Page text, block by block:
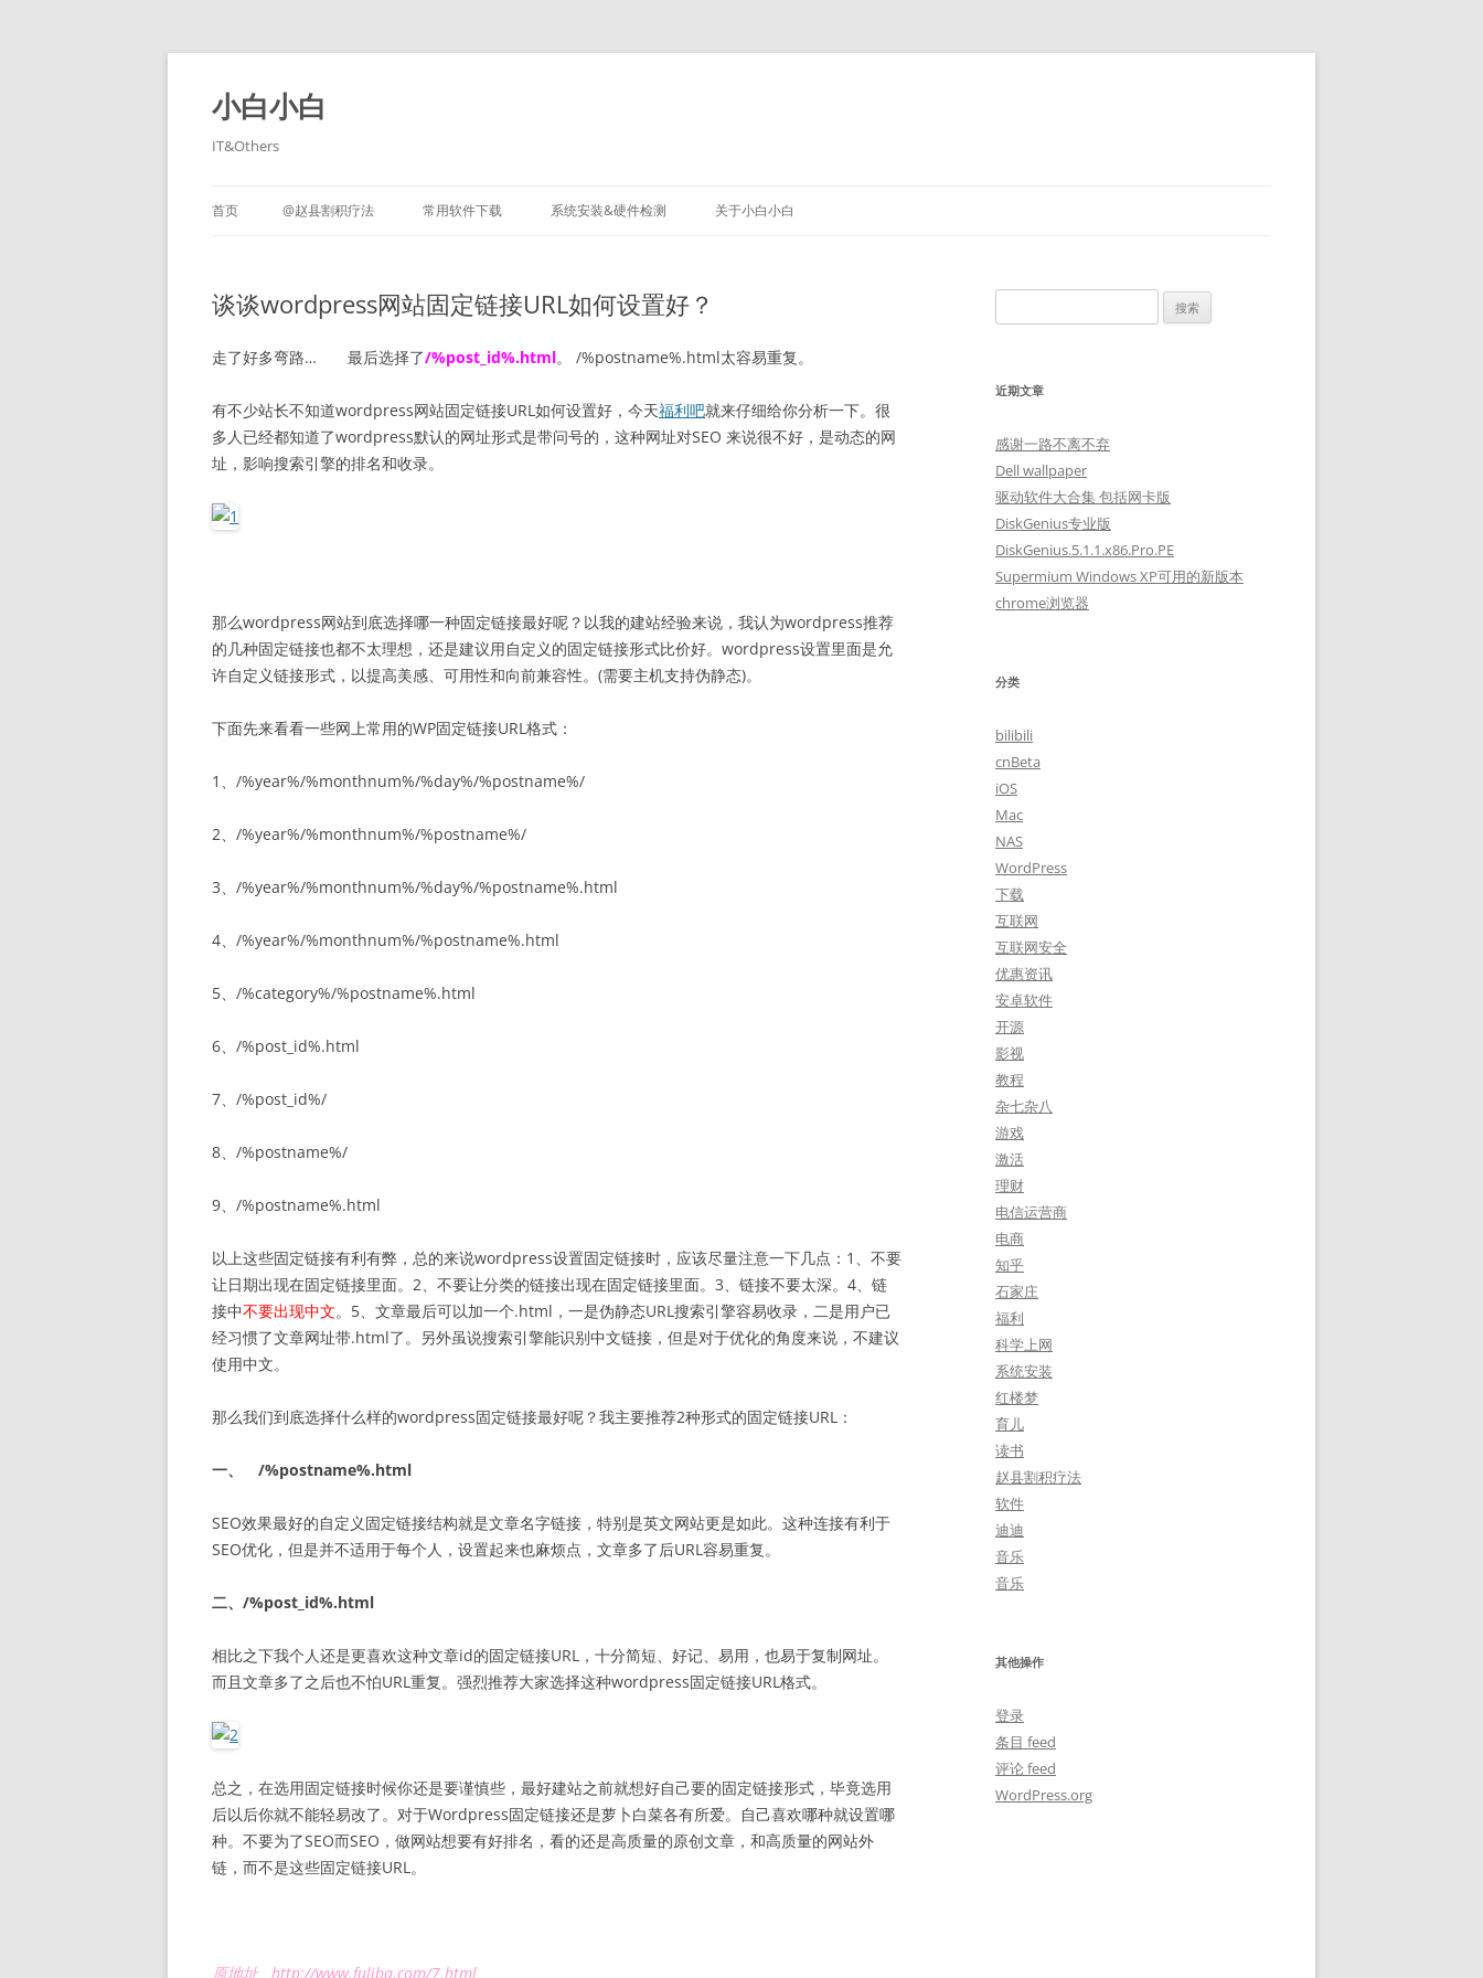
跳
正
文
小白小白
IT&Others
首页 @赵县割积疗法 常用软件下载 系统安装&硬件检测 关于小白小白
谈谈wordpress网站固定链接URL如何设置好？
走了好多弯路… 最后选择了/%post_id%.html。 /%postname%.html太容易重复。
有不少站长不知道wordpress网站固定链接URL如何设置好，今天福利吧就来仔细给你分析一下。很
多人已经都知道了wordpress默认的网址形式是带问号的，这种网址对SEO 来说很不好，是动态的网
址，影响搜索引擎的排名和收录。
那么wordpress网站到底选择哪一种固定链接最好呢？以我的建站经验来说，我认为wordpress推荐
的几种固定链接也都不太理想，还是建议用自定义的固定链接形式比价好。wordpress设置里面是允
许自定义链接形式，以提高美感、可用性和向前兼容性。(需要主机支持伪静态)。
下面先来看看一些网上常用的WP固定链接URL格式：
1、/%year%/%monthnum%/%day%/%postname%/
2、/%year%/%monthnum%/%postname%/
3、/%year%/%monthnum%/%day%/%postname%.html
4、/%year%/%monthnum%/%postname%.html
5、/%category%/%postname%.html
6、/%post_id%.html
7、/%post_id%/
8、/%postname%/
9、/%postname%.html
以上这些固定链接有利有弊，总的来说wordpress设置固定链接时，应该尽量注意一下几点：1、不要
让日期出现在固定链接里面。2、不要让分类的链接出现在固定链接里面。3、链接不要太深。4、链
接中不要出现中文。5、文章最后可以加一个.html，一是伪静态URL搜索引擎容易收录，二是用户已
经习惯了文章网址带.html了。另外虽说搜索引擎能识别中文链接，但是对于优化的角度来说，不建议
使用中文。
那么我们到底选择什么样的wordpress固定链接最好呢？我主要推荐2种形式的固定链接URL：
一、 /%postname%.html
SEO效果最好的自定义固定链接结构就是文章名字链接，特别是英文网站更是如此。这种连接有利于
SEO优化，但是并不适用于每个人，设置起来也麻烦点，文章多了后URL容易重复。
二、/%post_id%.html
相比之下我个人还是更喜欢这种文章id的固定链接URL，十分简短、好记、易用，也易于复制网址。
而且文章多了之后也不怕URL重复。强烈推荐大家选择这种wordpress固定链接URL格式。
总之，在选用固定链接时候你还是要谨慎些，最好建站之前就想好自己要的固定链接形式，毕竟选用
后以后你就不能轻易改了。对于Wordpress固定链接还是萝卜白菜各有所爱。自己喜欢哪种就设置哪
种。不要为了SEO而SEO，做网站想要有好排名，看的还是高质量的原创文章，和高质量的网站外
链，而不是这些固定链接URL。
原地址 http://www.fuliba.com/7.html
索：
近期文章
感谢一路不离不弃
Dell wallpaper
驱动软件大合集 包括网卡版
DiskGenius专业版
DiskGenius.5.1.1.x86.Pro.PE
Supermium Windows XP可用的新版本
chrome浏览器
分类
bilibili
cnBeta
iOS
Mac
NAS
WordPress
下载
互联网
互联网安全
优惠资讯
安卓软件
开源
影视
教程
杂七杂八
游戏
激活
理财
电信运营商
电商
知乎
石家庄
福利
科学上网
系统安装
红楼梦
育儿
读书
赵县割积疗法
软件
迪迪
音乐
音乐
其他操作
登录
条目 feed
评论 feed
WordPress.org